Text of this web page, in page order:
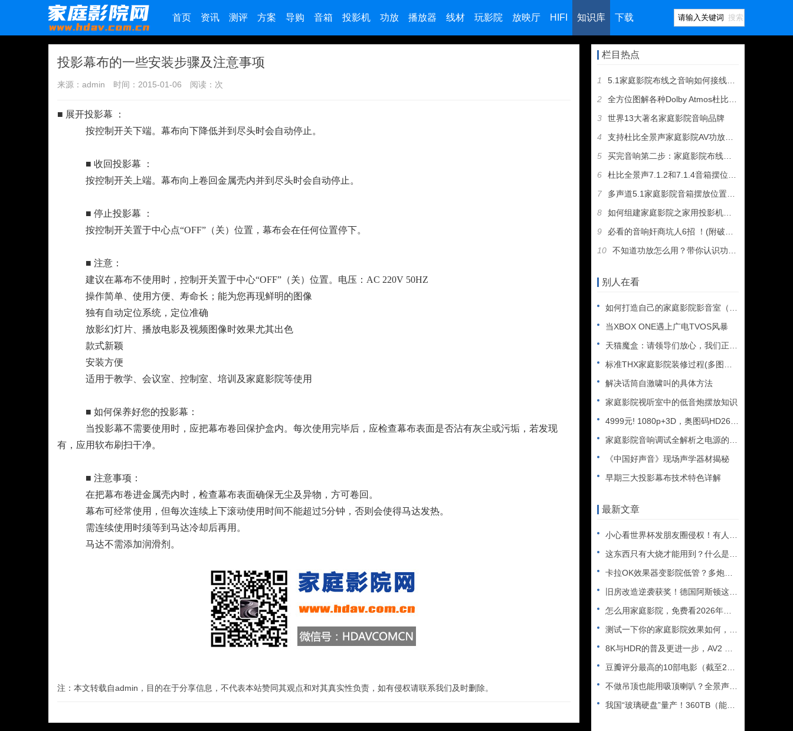
首页 资讯 测评 方案 导购 音箱 投影机 功放 播放器 线材 玩影院 放映厅 HIFI 知识库 下载 搜索
投影幕布的一些安装步骤及注意事项
来源：admin 时间：2015-01-06 阅读： 次
■ 展开投影幕 ：
按控制开关下端。幕布向下降低并到尽头时会自动停止。
■ 收回投影幕 ：
按控制开关上端。幕布向上卷回金属壳内并到尽头时会自动停止。
■ 停止投影幕 ：
按控制开关置于中心点“OFF”（关）位置，幕布会在任何位置停下。
■ 注意：
建议在幕布不使用时，控制开关置于中心“OFF”（关）位置。电压：AC 220V 50HZ
操作简单、使用方便、寿命长；能为您再现鲜明的图像
独有自动定位系统，定位准确
放影幻灯片、播放电影及视频图像时效果尤其出色
款式新颖
安装方便
适用于教学、会议室、控制室、培训及家庭影院等使用
■ 如何保养好您的投影幕：
当投影幕不需要使用时，应把幕布卷回保护盒内。每次使用完毕后，应检查幕布表面是否沾有灰尘或污垢，若发现
有，应用软布刷扫干净。
■ 注意事项：
在把幕布卷进金属壳内时，检查幕布表面确保无尘及异物，方可卷回。
幕布可经常使用，但每次连续上下滚动使用时间不能超过5分钟，否则会使得马达发热。
需连续使用时须等到马达冷却后再用。
马达不需添加润滑剂。
注：本文转载自admin，目的在于分享信息，不代表本站赞同其观点和对其真实性负责，如有侵权请联系我们及时删除。
栏目热点
1
5.1家庭影院布线之音响如何接线（图文教程）
2
全方位图解各种Dolby Atmos杜比全景声音箱摆位方案
3
世界13大著名家庭影院音响品牌
4
支持杜比全景声家庭影院AV功放和音箱推荐
5
买完音响第二步：家庭影院布线及音箱摆位
6
杜比全景声7.1.2和7.1.4音箱摆位有什么区别
7
多声道5.1家庭影院音箱摆放位置建议
8
如何组建家庭影院之家用投影机选购指南
9
必看的音响奸商坑人6招 ！(附破解招式）
10
不知道功放怎么用？带你认识功放机所有接口
别人在看
如何打造自己的家庭影院影音室（二）
当XBOX ONE遇上广电TVOS风暴
天猫魔盒：请领导们放心，我们正在走向规范！
标准THX家庭影院装修过程(多图详解)
解决话筒自激啸叫的具体方法
家庭影院视听室中的低音炮摆放知识
4999元! 1080p+3D，奥图码HD26上市
家庭影院音响调试全解析之电源的影响
《中国好声音》现场声学器材揭秘
早期三大投影幕布技术特色详解
最新文章
小心看世界杯发朋友圈侵权！有人被判赔108万
这东西只有大烧才能用到？什么是XLR接口？平衡音频信号线、低
卡拉OK效果器变影院低管？多炮玩家省钱了，内附调音软件免费下
旧房改造逆袭获奖！德国阿斯顿这套7.2.4全景声私人影院太惊
怎么用家庭影院，免费看2026年世界杯直播？
测试一下你的家庭影院效果如何，bobo精选测试片1~3合集
8K与HDR的普及更进一步，AV2 视频编解码器发布
豆瓣评分最高的10部电影（截至2025年）
不做吊顶也能用吸顶喇叭？全景声天空声道安装教程
我国“玻璃硬盘”量产！360TB（能装2.5万部电影），10